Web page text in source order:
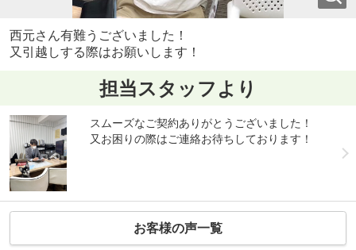
西元さん有難うございました！
又引越しする際はお願いします！
担当スタッフより
スムーズなご契約ありがとうございました！
又お困りの際はご連絡お待ちしております！
お客様の声一覧